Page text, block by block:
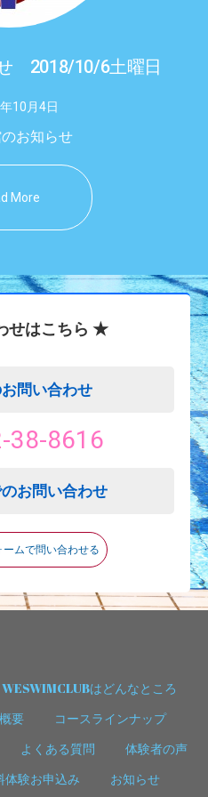
2018/10/6土曜日
10月4日
お知らせ
More
せはこちら ★
問い合わせ
38-8616
お問い合わせ
ムで問い合わせる
WESWIMCLUBはどんなところ
要
コースラインナップ
よくある質問
体験者の声
体験お申込み お知らせ